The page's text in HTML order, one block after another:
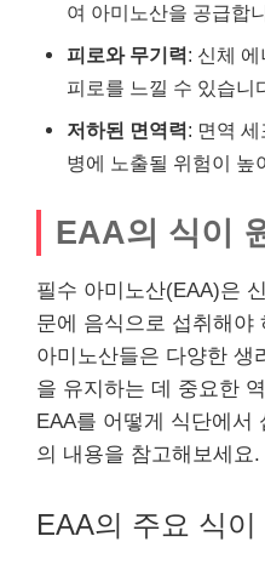
여 아미노산을 공급합
피로와 무기력: 신체
피로를 느낄 수 있습니
저하된 면역력: 면역
병에 노출될 위험이 높
EAA의 식이
필수 아미노산(EAA)은
문에 음식으로 섭취해야
아미노산들은 다양한 생
을 유지하는 데 중요한
EAA를 어떻게 식단에서
의 내용을 참고해보세요.
EAA의 주요 식이